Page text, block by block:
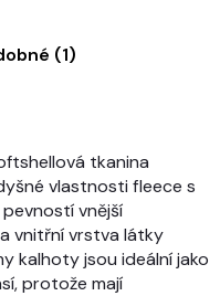
(1)
tkanina
vlastnosti fleece s
vnější
vnitřní vrstva látky
kalhoty jsou ideální jako
protože mají